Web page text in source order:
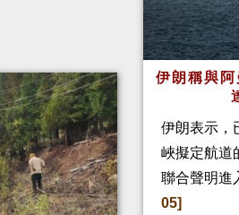
伊朗稱與
伊朗表示，
峽擬定航道
聯合聲明進
05]